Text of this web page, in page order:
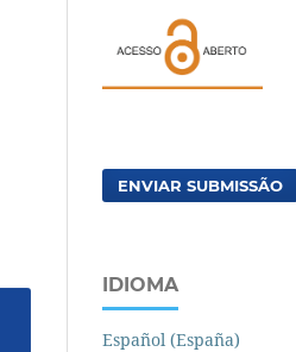
ENVIAR SUBMISSÃO
IDIOMA
Español (España)